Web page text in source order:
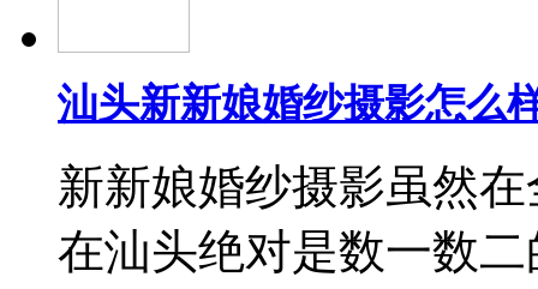
汕头新新娘婚纱摄影怎么
新新娘婚纱摄影虽然
在汕头绝对是数一数